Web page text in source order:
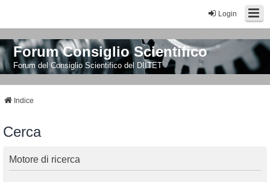
Login
Forum Consiglio Scientifico
Forum del Consiglio Scientifico del DIITET
Indice
Cerca
Motore di ricerca